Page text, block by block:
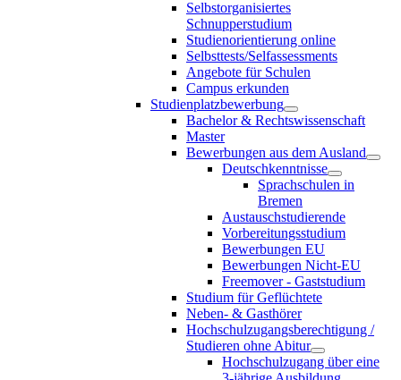
Selbstorganisiertes
Schnupperstudium
Studienorientierung online
Selbsttests/Selfassessments
Angebote für Schulen
Campus erkunden
Studienplatzbewerbung
Bachelor & Rechtswissenschaft
Master
Bewerbungen aus dem Ausland
Deutschkenntnisse
Sprachschulen in
Bremen
Austauschstudierende
Vorbereitungsstudium
Bewerbungen EU
Bewerbungen Nicht-EU
Freemover - Gaststudium
Studium für Geflüchtete
Neben- & Gasthörer
Hochschulzugangsberechtigung /
Studieren ohne Abitur
Hochschulzugang über eine